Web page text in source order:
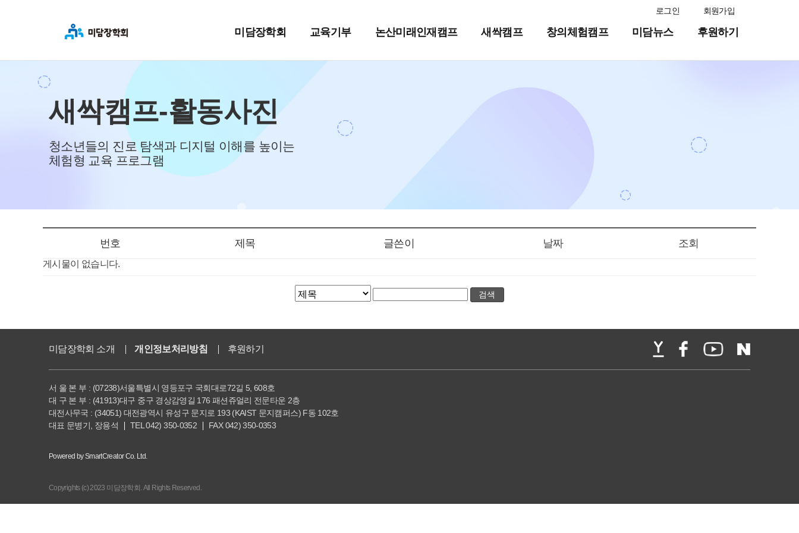
로그인 회원가입
미담장학회 교육기부 논산미래인재캠프 새싹캠프 창의체험캠프 미담뉴스 후원하기
새싹캠프-활동사진
청소년들의 진로 탐색과 디지털 이해를 높이는
체험형 교육 프로그램
번호 제목 글쓴이 날짜 조회
게시물이 없습니다.
미담장학회 소개 개인정보처리방침 후원하기
서 울 본 부 : (07238)서울특별시 영등포구 국회대로72길 5, 608호
대 구 본 부 : (41913)대구 중구 경상감영길 176 패션쥬얼리 전문타운 2층
대전사무국 : (34051) 대전광역시 유성구 문지로 193 (KAIST 문지캠퍼스) F동 102호
대표 문병기, 장용석
TEL 042) 350-0352 FAX 042) 350-0353
Powered by SmartCreator Co. Ltd.
Copyrights (c) 2023 미담장학회. All Rights Reserved.